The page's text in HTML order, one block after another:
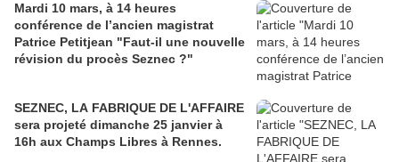
Mardi 10 mars, à 14 heures
conférence de l’ancien magistrat
Patrice Petitjean "Faut-il une nouvelle
révision du procès Seznec ?"
SEZNEC, LA FABRIQUE DE L'AFFAIRE
sera projeté dimanche 25 janvier à
16h aux Champs Libres à Rennes.